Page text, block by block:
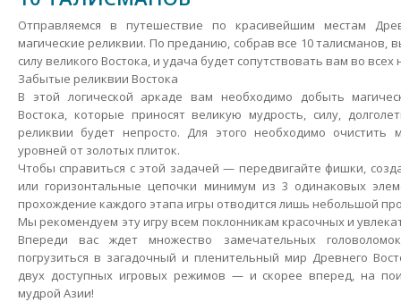
Отправляемся в путешествие по красивейшим местам
магические реликвии. По преданию, собрав все 10 талисманов,
силу великого Востока, и удача будет сопутствовать вам во всех
Забытые реликвии Востока
В этой логической аркаде вам необходимо добыть
Востока, которые приносят великую мудрость, силу,
реликвии будет непросто. Для этого необходимо очистить
уровней от золотых плиток.
Чтобы справиться с этой задачей — передвигайте фишки,
или горизонтальные цепочки минимум из 3 одинаковых
прохождение каждого этапа игры отводится лишь небольшой
Мы рекомендуем эту игру всем поклонникам красочных и
Впереди вас ждет множество замечательных
погрузиться в загадочный и пленительный мир Древнего
двух доступных игровых режимов — и скорее вперед, на
мудрой Азии!